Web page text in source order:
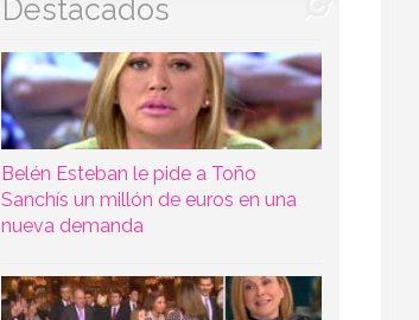
Destacados
Belén Esteban le pide a Toño
Sanchís un millón de euros en una
nueva demanda